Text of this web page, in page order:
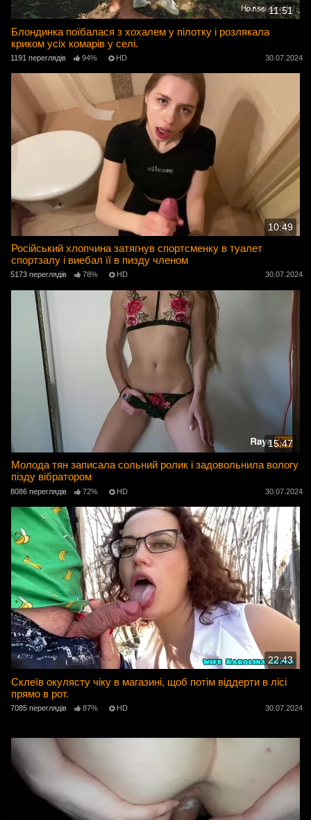
11:51
Блондинка поїбалася з хохалем у пілотку і розлякала
криком усіх комарів у селі.
1191 переглядів 94% HD 30.07.2024
10:49
Російський хлопчина затягнув спортсменку в туалет
спортзалу і виебал її в пизду членом
5173 переглядів 78% HD 30.07.2024
15:47
Молода тян записала сольний ролик і задовольнила вологу
пізду вібратором
8086 переглядів 72% HD 30.07.2024
22:43
Склеїв окулясту чіку в магазині, щоб потім віддерти в лісі
прямо в рот.
7085 переглядів 87% HD 30.07.2024